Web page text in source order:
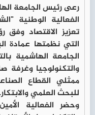
رعى رئيس الجامعة
الفعالية الوطنية
تعزيز الاقتصاد وفق
التي نظمتها عمادة
الجامعة الهاشمية
والتكنولوجيا وغرفة
ممثلي القطاع
للبحث العلمي والابتكار.
وحضر الفعالية